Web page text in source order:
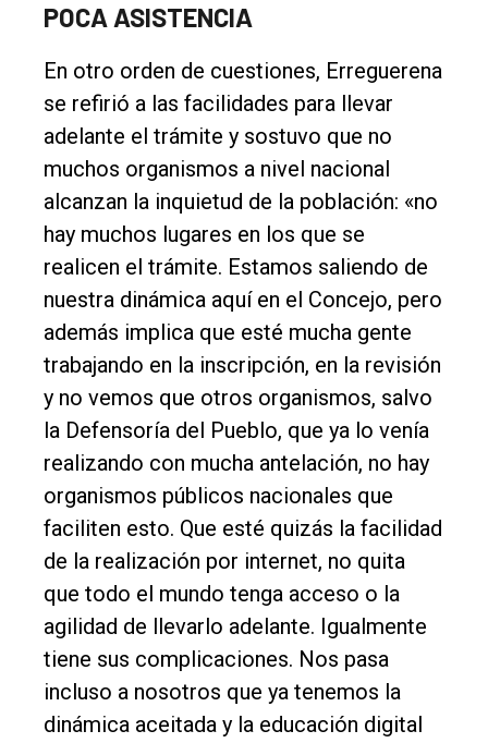
POCA ASISTENCIA
En otro orden de cuestiones, Erreguerena
se refirió a las facilidades para llevar
adelante el trámite y sostuvo que no
muchos organismos a nivel nacional
alcanzan la inquietud de la población: «no
hay muchos lugares en los que se
realicen el trámite. Estamos saliendo de
nuestra dinámica aquí en el Concejo, pero
además implica que esté mucha gente
trabajando en la inscripción, en la revisión
y no vemos que otros organismos, salvo
la Defensoría del Pueblo, que ya lo venía
realizando con mucha antelación, no hay
organismos públicos nacionales que
faciliten esto. Que esté quizás la facilidad
de la realización por internet, no quita
que todo el mundo tenga acceso o la
agilidad de llevarlo adelante. Igualmente
tiene sus complicaciones. Nos pasa
incluso a nosotros que ya tenemos la
dinámica aceitada y la educación digital